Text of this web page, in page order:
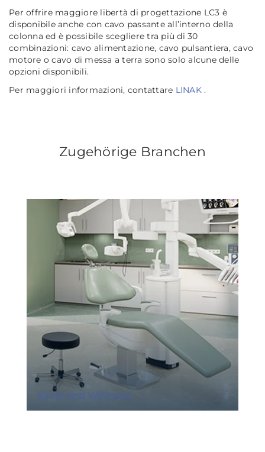
Per offrire maggiore libertà di progettazione LC3 è
disponibile anche con cavo passante all’interno della
colonna ed è possibile scegliere tra più di 30
combinazioni: cavo alimentazione, cavo pulsantiera, cavo
motore o cavo di messa a terra sono solo alcune delle
opzioni disponibili.
Per maggiori informazioni, contattare LINAK .
Zugehörige Branchen
Klinik und Wellness